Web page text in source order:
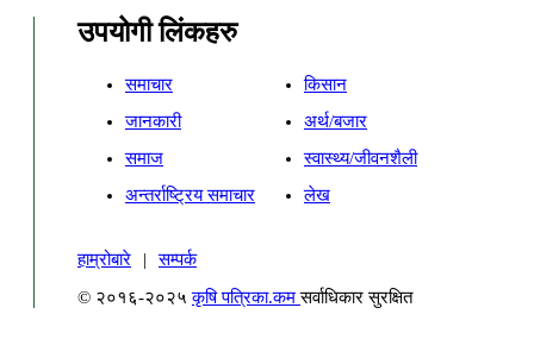
उपयोगी लिंकहरु
समाचार
किसान
जानकारी
अर्थ/बजार
समाज
स्वास्थ्य/जीवनशैली
अन्तर्राष्ट्रिय समाचार
लेख
हाम्रोबारे |
सम्पर्क
© २०१६-२०२५कृषि पत्रिका.कमसर्वाधिकार सुरक्षित